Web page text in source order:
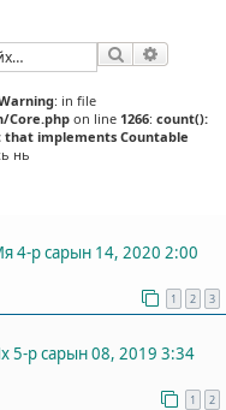
Хайлт
: in file
Core.phpon line 1266: count():
implements Countable
нь
4-р сарын 14, 2020 2:00
1 2 3
5-р сарын 08, 2019 3:34
1 2